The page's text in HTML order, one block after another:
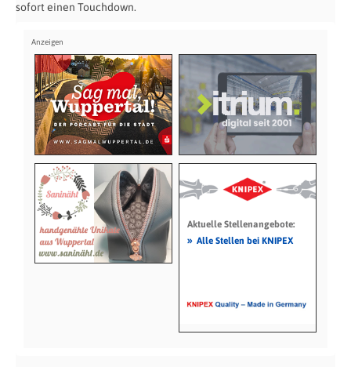
sofort einen Touchdown.
Aktuelle Stellenangebote:
» Alle Stellen bei KNIPEX